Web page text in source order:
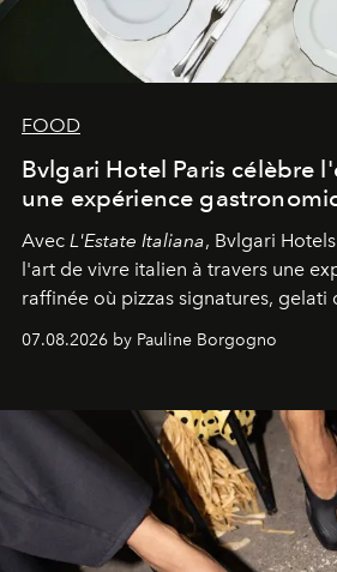
FOOD
Bvlgari Hotel Paris célèbre
une expérience
Avec L'Estate Italiana, Bvlgari
l'art de vivre italien à travers une
raffinée où pizzas signatures, gelati
d'exception composent un véritable
07.08.2026 by Pauline Borgogno